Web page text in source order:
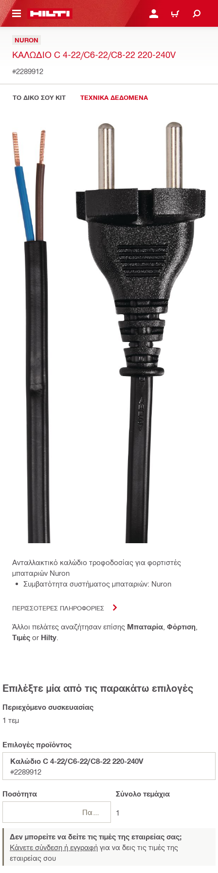
ΕΛΕΓΞΕΙΣ ΤΟ ΠΑΚΕΤΟ ΠΟΥ ΕΧΕΙΣ ΦΤΙΑΞΕΙ ΚΆΝΕ ΣΎΝΔΕΣΗ Ή
ΚΑΛΆΘΙ
NURON
ΚΑΛΏΔΙΟ C 4-22/C6-22/C8-22 220-240V
#2289912
ΤΟ ΔΙΚΟ ΣΟΥ KIT ΤΕΧΝΙΚΑ ΔΕΔΟΜΕΝΑ
Ανταλλακτικό καλώδιο τροφοδοσίας για φορτιστές
μπαταριών Nuron
Συμβατότητα συστήματος μπαταριών: Nuron
ΠΕΡΙΣΣΟΤΕΡΕΣ ΠΛΗΡΟΦΟΡΙΕΣ
Άλλοι πελάτες αναζήτησαν επίσης Μπαταρία Φόρτιση
Τιμές or Hilty
Επιλέξτε μία από τις παρακάτω επιλογές
Περιεχόμενο συσκευασίας
1 τεμ
Επιλογές προϊόντος
Καλώδιο C 4-22/C6-22/C8-22 220-240V
#2289912
Ποσότητα Σύνολοτεμάχια
1
Δεν μπορείτε να δείτε τις τιμές της εταιρείας σας;
Κάνετε σύνδεση ή εγγραφή για να δεις τις τιμές της
εταιρείας σου